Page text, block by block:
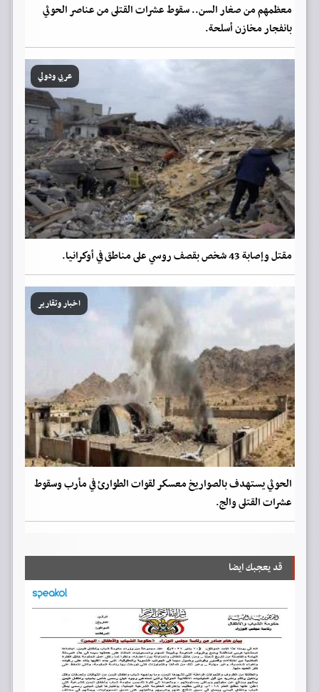
معظمهم من صغار السن.. سقوط عشرات القتلى من عناصر الحوثي
بانفجار مخازن أسلحة.
عربي ودولي
مقتل وإصابة 43 شخص بقصف روسي على مناطق في أوكرانيا.
اخبار وتقارير
الحوثي يستهدف بالصواريخ معسكر لقوات الطوارئ في مأرب وسقوط
عشرات القتلى والج.
قد يعجبك ايضا